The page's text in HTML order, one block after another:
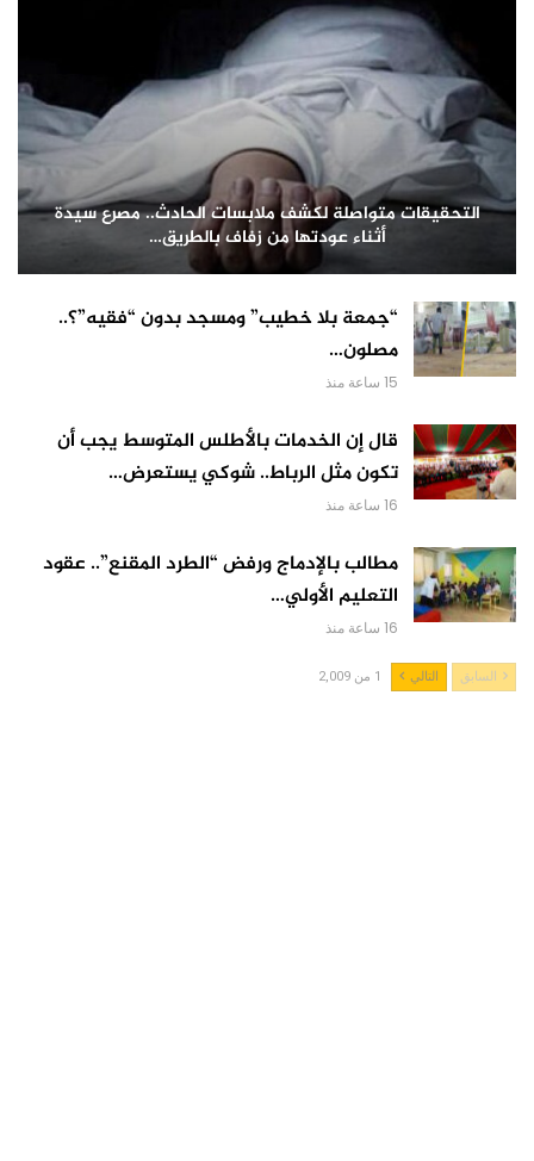
التحقيقات متواصلة لكشف ملابسات الحادث.. مصرع سيدة
أثناء عودتها من زفاف بالطريق…
“جمعة بلا خطيب” ومسجد بدون “فقيه”؟..
مصلون…
15 ساعة منذ
قال إن الخدمات بالأطلس المتوسط يجب أن
تكون مثل الرباط.. شوكي يستعرض…
16 ساعة منذ
مطالب بالإدماج ورفض “الطرد المقنع”.. عقود
التعليم الأولي…
16 ساعة منذ
السابق التالي 1 من 2,009